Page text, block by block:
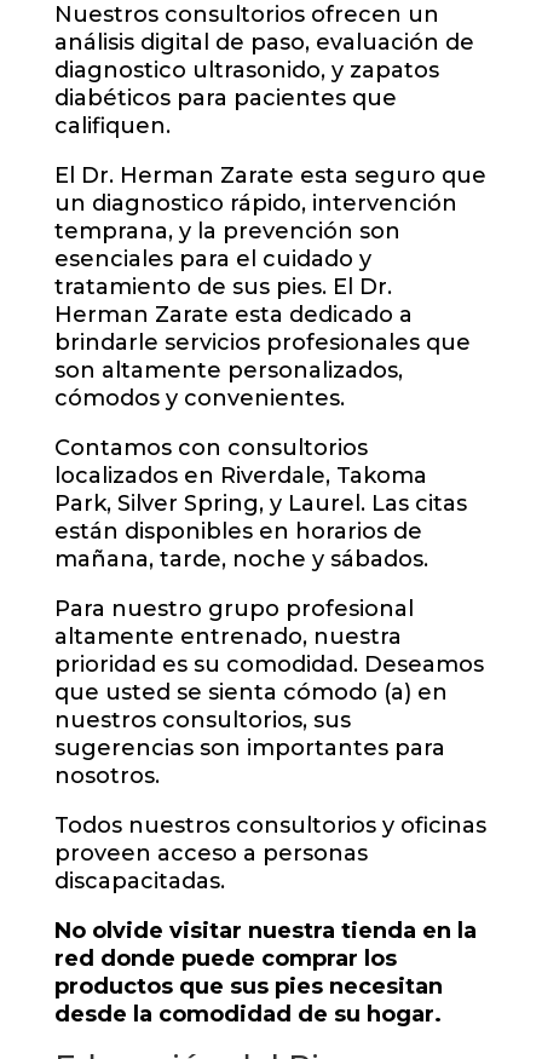
Nuestros consultorios ofrecen un
análisis digital de paso, evaluación de
diagnostico ultrasonido, y zapatos
diabéticos para pacientes que
califiquen.
El Dr. Herman Zarate esta seguro que
un diagnostico rápido, intervención
temprana, y la prevención son
esenciales para el cuidado y
tratamiento de sus pies. El Dr.
Herman Zarate esta dedicado a
brindarle servicios profesionales que
son altamente personalizados,
cómodos y convenientes.
Contamos con consultorios
localizados en Riverdale, Takoma
Park, Silver Spring, y Laurel. Las citas
están disponibles en horarios de
mañana, tarde, noche y sábados.
Para nuestro grupo profesional
altamente entrenado, nuestra
prioridad es su comodidad. Deseamos
que usted se sienta cómodo (a) en
nuestros consultorios, sus
sugerencias son importantes para
nosotros.
Todos nuestros consultorios y oficinas
proveen acceso a personas
discapacitadas.
No olvide visitar nuestra tienda en la
red donde puede comprar los
productos que sus pies necesitan
desde la comodidad de su hogar.